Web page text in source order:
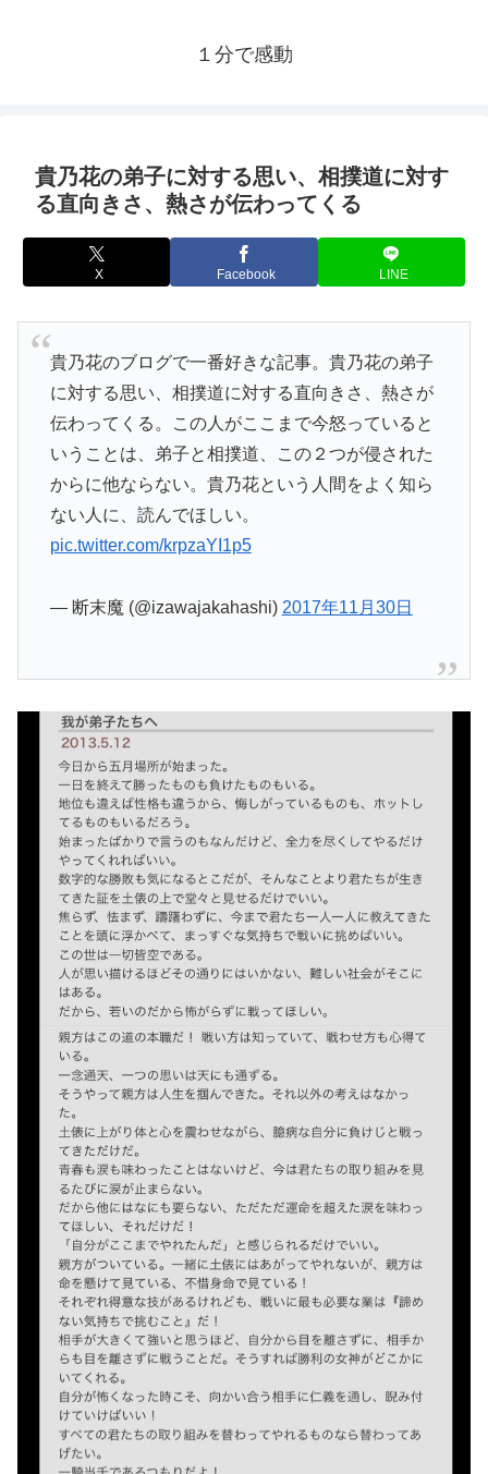
１分で感動
貴乃花の弟子に対する思い、相撲道に対す
る直向きさ、熱さが伝わってくる
X Facebook LINE
貴乃花のブログで一番好きな記事。貴乃花の弟子
に対する思い、相撲道に対する直向きさ、熱さが
伝わってくる。この人がここまで今怒っていると
いうことは、弟子と相撲道、この２つが侵された
からに他ならない。貴乃花という人間をよく知ら
ない人に、読んでほしい。
pic.twitter.com/krpzaYI1p5
— 断末魔 (@izawajakahashi) 2017年11月30日